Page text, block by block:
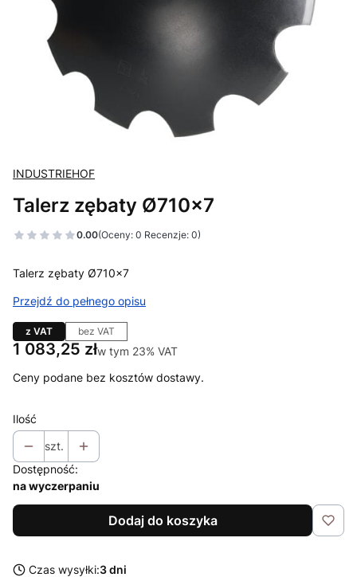
INDUSTRIEHOF
Talerz zębaty Ø710x7
0.00(Oceny: 0 Recenzje: 0)
Talerz zębaty Ø710x7
Przejdź do pełnego opisu
z VAT bez VAT
Cena
1 083,25 złw tym 23% VAT
w tym 23% VAT
Ceny podane bez kosztów dostawy.
Ilość
szt.
Dostępność:
na wyczerpaniu
Dodaj do koszyka
Czas wysyłki:3 dni